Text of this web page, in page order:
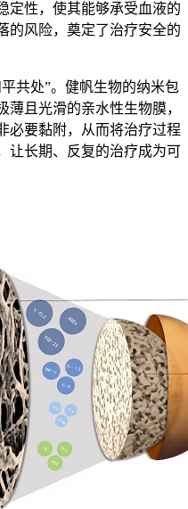
定性，使其能够承受血液的
的风险，奠定了治疗安全的
共处”。健帆生物的纳米包
且光滑的亲水性生物膜，
必要黏附，从而将治疗过程
让长期、反复的治疗成为可